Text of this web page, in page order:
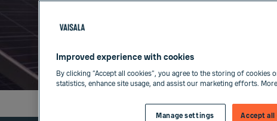
Improved experience with cookies
By clicking “Accept all cookies”, you agree to the storing of cookies
statistics, enhance site usage, and assist our marketing efforts.
Accept all
Manage settings